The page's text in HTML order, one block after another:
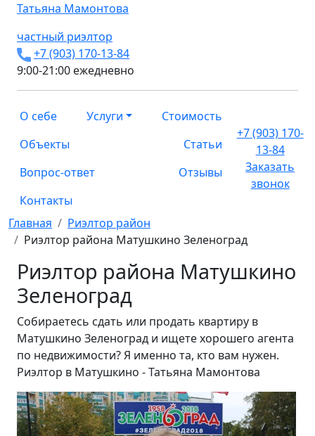
Татьяна Мамонтова
частный риэлтор
+7 (903) 170-13-84
9:00-21:00 ежедневно
О себе Услуги
Стоимость
Объекты
Статьи
Вопрос-ответ
Отзывы
Контакты
+7 (903) 170-
13-84
Заказать
звонок
Главная
Риэлтор район
Риэлтор района Матушкино Зеленоград
Риэлтор района Матушкино
Зеленоград
Собираетесь сдать или продать квартиру в
Матушкино Зеленоград и ищете хорошего агента
по недвижимости? Я именно та, кто вам нужен.
Риэлтор в Матушкино - Татьяна Мамонтова